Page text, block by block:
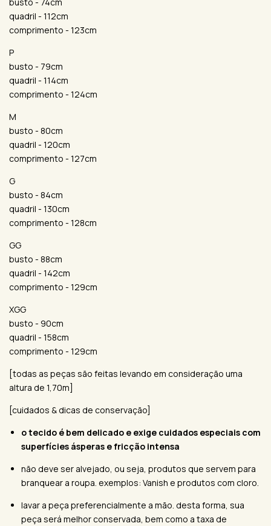
quadril - 112cm
comprimento - 123cm
P
busto - 79cm
quadril - 114cm
comprimento - 124cm
M
busto - 80cm
quadril - 120cm
comprimento - 127cm
G
busto - 84cm
quadril - 130cm
comprimento - 128cm
GG
busto - 88cm
quadril - 142cm
comprimento - 129cm
XGG
busto - 90cm
quadril - 158cm
comprimento - 129cm
[todas as peças são feitas levando em consideração uma
altura de 1,70m]
[cuidados & dicas de conservação]
o tecido é bem delicado e exige cuidados especiais com
superfícies ásperas e fricção intensa
não deve ser alvejado, ou seja, produtos que servem para
branquear a roupa. exemplos: Vanish e produtos com cloro.
lavar a peça preferencialmente a mão. desta forma, sua
peça será melhor conservada, bem como a taxa de